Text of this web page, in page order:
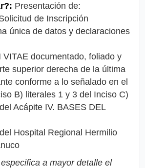
Presentación de:
de Inscripción
única de datos y declaraciones
VITAE documentado, foliado y
superior derecha de la última
conforme a lo señalado en el
B) literales 1 y 3 del Inciso C)
Acápite IV. BASES DEL
Hospital Regional Hermilio
a mayor detalle el